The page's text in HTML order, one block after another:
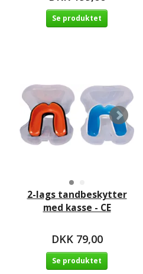
Se produktet
2-lags tandbeskytter
med kasse - CE
DKK 79,00
Se produktet